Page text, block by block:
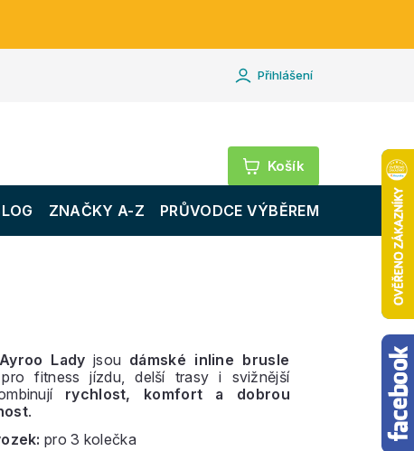
Přihlášení
Nákupní
košík
ZNAČKY A-Z PRŮVODCE VÝBĚREM
Lady jsou dámské inline brusle
fitness jízdu, delší trasy i svižnější
rychlost, komfort a dobrou
.
pro 3 kolečka